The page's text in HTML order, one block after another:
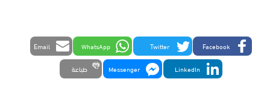
Facebook
Twitter
WhatsApp
Email
LinkedIn
Messenger طباعة